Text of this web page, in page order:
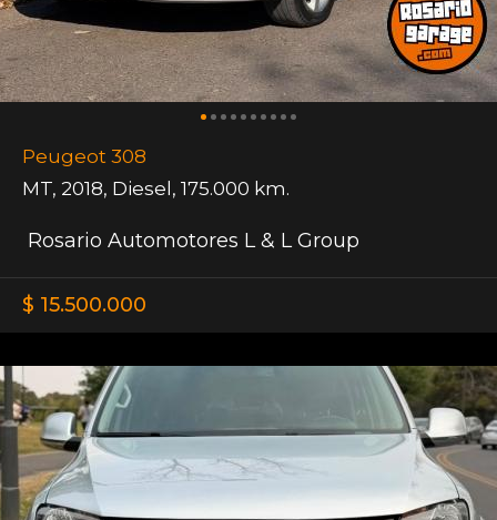
Peugeot 308
MT, 2018, Diesel, 175.000 km.
Rosario Automotores L & L Group
$ 15.500.000